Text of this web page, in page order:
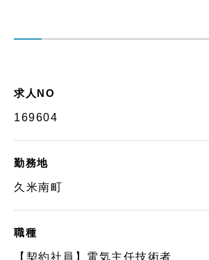
求人NO
169604
勤務地
久米南町
職種
【契約社員】電気主任技術者